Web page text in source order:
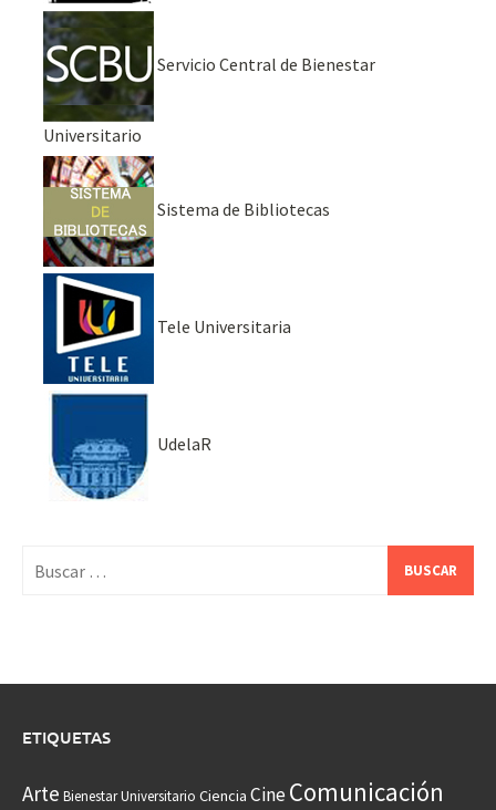
Servicio Central de Bienestar
Universitario
Sistema de Bibliotecas
Tele Universitaria
UdelaR
ETIQUETAS
Arte Bienestar Universitario Ciencia CineComunicación